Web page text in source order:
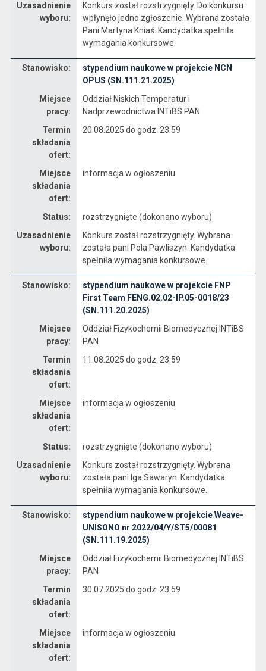
Uzasadnienie
wyboru:
Konkurs został rozstrzygnięty. Do konkursu
wpłynęło jedno zgłoszenie. Wybrana została
Pani Martyna Kniaś. Kandydatka spełniła
wymagania konkursowe.
Stanowisko:
stypendium naukowe w projekcie NCN
OPUS (SN.111.21.2025)
Miejsce
pracy:
Oddział Niskich Temperatur i
Nadprzewodnictwa INTiBS PAN
Termin
składania
ofert:
20.08.2025 do godz. 23:59
Miejsce
składania
ofert:
informacja w ogłoszeniu
Status:
rozstrzygnięte (dokonano wyboru)
Uzasadnienie
wyboru:
Konkurs został rozstrzygnięty. Wybrana
została pani Pola Pawliszyn. Kandydatka
spełniła wymagania konkursowe.
Stanowisko:
stypendium naukowe w projekcie FNP
First Team FENG.02.02-IP.05-0018/23
(SN.111.20.2025)
Miejsce
pracy:
Oddział Fizykochemii Biomedycznej INTiBS
PAN
Termin
składania
ofert:
11.08.2025 do godz. 23:59
Miejsce
składania
ofert:
informacja w ogłoszeniu
Status:
rozstrzygnięte (dokonano wyboru)
Uzasadnienie
wyboru:
Konkurs został rozstrzygnięty. Wybrana
została pani Iga Sawaryn. Kandydatka
spełniła wymagania konkursowe.
Stanowisko:
stypendium naukowe w projekcie Weave-
UNISONO nr 2022/04/Y/ST5/00081
(SN.111.19.2025)
Miejsce
pracy:
Oddział Fizykochemii Biomedycznej INTiBS
PAN
Termin
składania
ofert:
30.07.2025 do godz. 23:59
Miejsce
składania
ofert:
informacja w ogłoszeniu